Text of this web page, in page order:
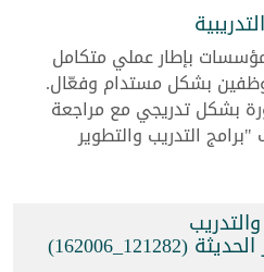
بإطار عملي متكامل
بشكل مستدام وفعّال.
بشكل تدريجي مع مراجعة
التدريب والتطوير